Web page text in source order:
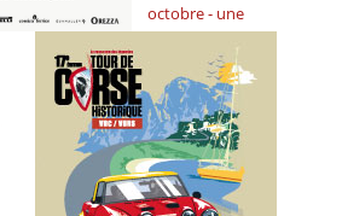
octobre - une